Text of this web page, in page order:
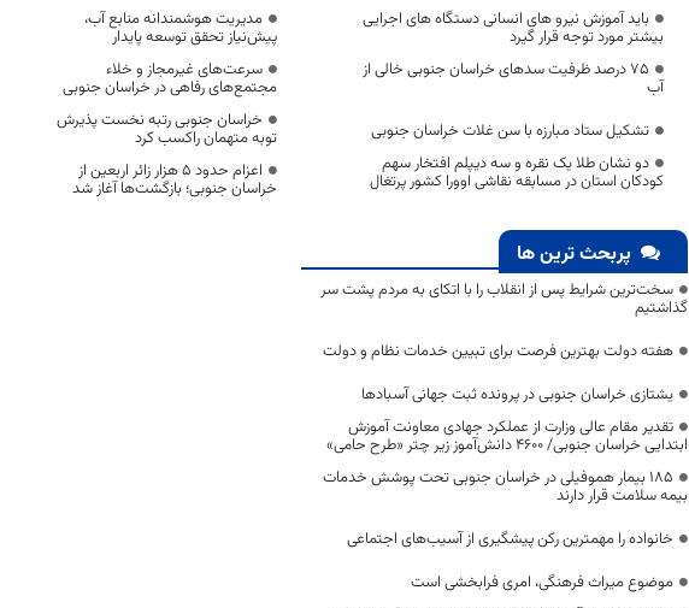
باید آموزش نیرو های انسانی دستگاه های اجرایی
بیشتر مورد توجه قرار گیرد
75 درصد ظرفیت سدهای خراسان جنوبی خالی از
آب
تشکیل ستاد مبارزه با سن غلات خراسان جنوبی
دو نشان طلا یک نقره و سه دیپلم افتخار سهم
کودکان استان در مسابقه نقاشی اوورا کشور پرتغال
پربحث ترین ها
سخت‌ترین شرایط پس از انقلاب را با اتکای به مردم پشت سر
گذاشتیم
هفته دولت بهترین فرصت برای تبیین خدمات نظام و دولت
یشتازی خراسان جنوبی در پرونده ثبت جهانی آسبادها
تقدیر مقام عالی وزارت از عملکرد جهادی معاونت آموزش
ابتدایی خراسان جنوبی/ ۴۶۰۰ دانش‌آموز زیر چتر «طرح حامی»
۱۸۵ بیمار هموفیلی در خراسان جنوبی تحت پوشش خدمات
بیمه سلامت قرار دارند
خانواده را مهمترین رکن پیشگیری از آسیب‌های اجتماعی
موضوع میراث فرهنگی، امری فرابخشی است
مدیریت هوشمندانه منابع آب،
پیش‌نیاز تحقق توسعه پایدار
سرعت‌های غیرمجاز و خلاء
مجتمع‌های رفاهی در خراسان جنوبی
خراسان جنوبی رتبه نخست پذیرش
توبه متهمان راکسب کرد
اعزام حدود 5 هزار زائر اربعین از
خراسان جنوبی؛ بازگشت‌ها آغاز شد